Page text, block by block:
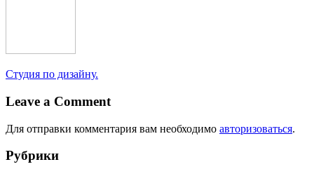
Студия по дизайну.
Leave a Comment
Для отправки комментария вам необходимо авторизоваться.
Рубрики